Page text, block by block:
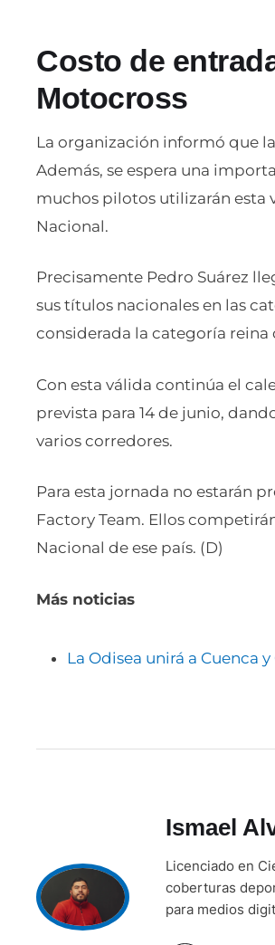
Costo de
Motocross
La organización informó que
Además, se espera una
muchos pilotos utilizarán esta
Nacional.
Precisamente Pedro Suárez
sus títulos nacionales en las
considerada la categoría
Con esta válida continúa el
prevista para 14 de junio,
varios corredores.
Para esta jornada no estarán
Factory Team. Ellos
Nacional de ese país. (D)
Más noticias
La Odisea unirá a Cuenca
Ismael
Licenciado en
coberturas
para medios